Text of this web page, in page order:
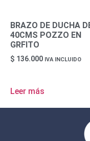
BRAZO DE DUCHA
40CMS POZZO EN
GRFITO
$ 136.000 IVA INCLUIDO
Leer más